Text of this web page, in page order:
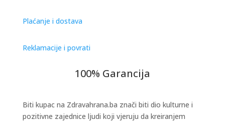
Plaćanje i dostava
Reklamacije i povrati
100% Garancija
Biti kupac na Zdravahrana.ba znači biti dio kulturne i
pozitivne zajednice ljudi koji vjeruju da kreiranjem